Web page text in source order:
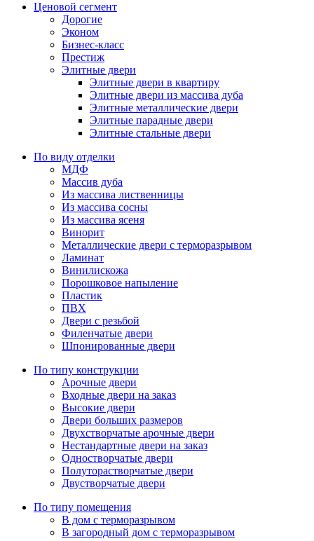
Ценовой сегмент
Дорогие
Эконом
Бизнес-класс
Престиж
Элитные двери
Элитные двери в квартиру
Элитные двери из массива дуба
Элитные металлические двери
Элитные парадные двери
Элитные стальные двери
По виду отделки
МДФ
Массив дуба
Из массива лиственницы
Из массива сосны
Из массива ясеня
Винорит
Металлические двери с терморазрывом
Ламинат
Винилискожа
Порошковое напыление
Пластик
ПВХ
Двери с резьбой
Филенчатые двери
Шпонированные двери
По типу конструкции
Арочные двери
Входные двери на заказ
Высокие двери
Двери больших размеров
Двухстворчатые арочные двери
Нестандартные двери на заказ
Одностворчатые двери
Полуторастворчатые двери
Двустворчатые двери
По типу помещения
В дом с терморазрывом
В загородный дом с терморазрывом